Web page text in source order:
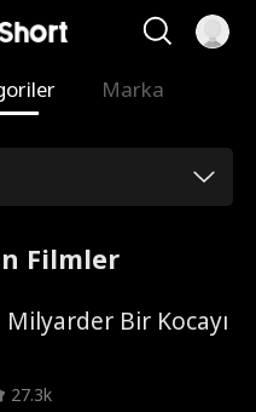
Marka
Filmler
Milyarder Bir Kocayı
27.3k